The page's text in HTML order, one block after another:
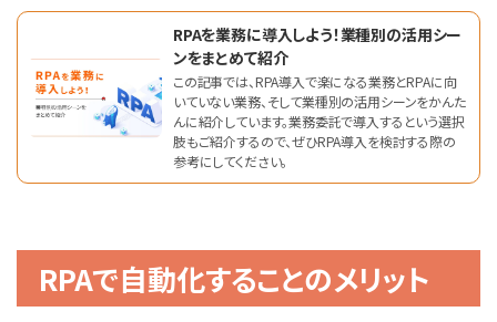
RPAを業務に導入しよう！業種別の活用シー
ンをまとめて紹介
この記事では、RPA導入で楽になる業務とRPAに向
いていない業務、そして業種別の活用シーンをかんた
んに紹介しています。業務委託で導入するという選択
肢もご紹介するので、ぜひRPA導入を検討する際の
参考にしてください。
RPAで自動化することのメリット